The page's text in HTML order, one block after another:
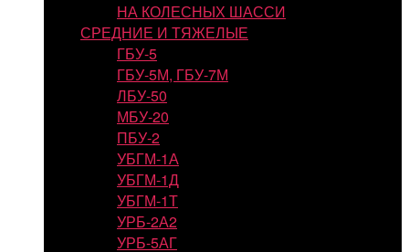
НА КОЛЕСНЫХ ШАССИ
СРЕДНИЕ И ТЯЖЕЛЫЕ
ГБУ-5
ГБУ-5М, ГБУ-7М
ЛБУ-50
МБУ-20
ПБУ-2
УБГМ-1А
УБГМ-1Д
УБГМ-1Т
УРБ-2А2
УРБ-5АГ